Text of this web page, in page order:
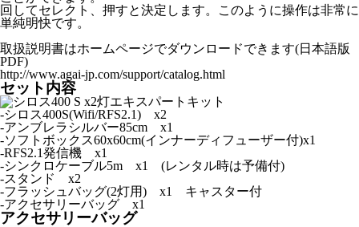
回してセレクト、押すと決定します。このように操作は非常に
単純明快です。
取扱説明書はホームページでダウンロードできます(日本語版
PDF)
http://www.agai-jp.com/support/catalog.html
セット内容
-シロス400S(Wifi/RFS2.1) x2
-アンブレラシルバー85cm x1
-ソフトボックス60x60cm(インナーディフューザー付)x1
-RFS2.1発信機 x1
-シンクロケーブル5m x1 (レンタル時は予備付)
-スタンド x2
-フラッシュバッグ(2灯用) x1 キャスター付
-アクセサリーバッグ x1
アクセサリーバッグ